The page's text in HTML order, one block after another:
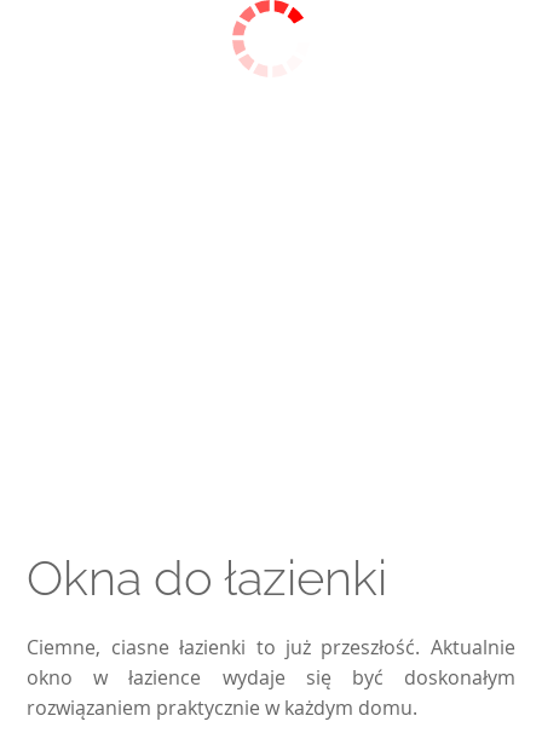
Okna do łazienki
Ciemne, ciasne łazienki to już przeszłość. Aktualnie
okno w łazience wydaje się być doskonałym
rozwiązaniem praktycznie w każdym domu.